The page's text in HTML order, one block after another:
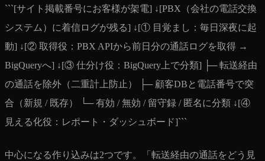
```[サイト掲載番号にお客様が架電] ↓[PBX（会社の電話交換
システム）に着信ログが残る] ↓[① 目覚まし：毎日深夜に起
動] ↓[② 取得役：PBX APIから前日分の通話ログを取得 →
BigQueryへ] ↓[③ 仕分け役：BigQuery上で分類] ├─ 転送経由
の通話を除外（二重計上防止） ├─ 顧客DBと電話番号で突
合（新規 / 既存） └─ 有効 / 無効 / 留守録 / 匿名に分類 ↓[④
見える化役：レポート・ダッシュボード]```
中心になる作り込みは2つです。「転送経由の通話をどう見